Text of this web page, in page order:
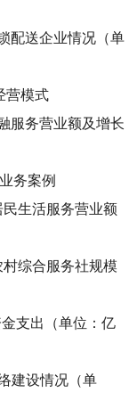
配送企业情况（单
营模式
服务营业额及增长
务案例
民生活服务营业额
村综合服务社规模
金支出（单位：亿
建设情况（单